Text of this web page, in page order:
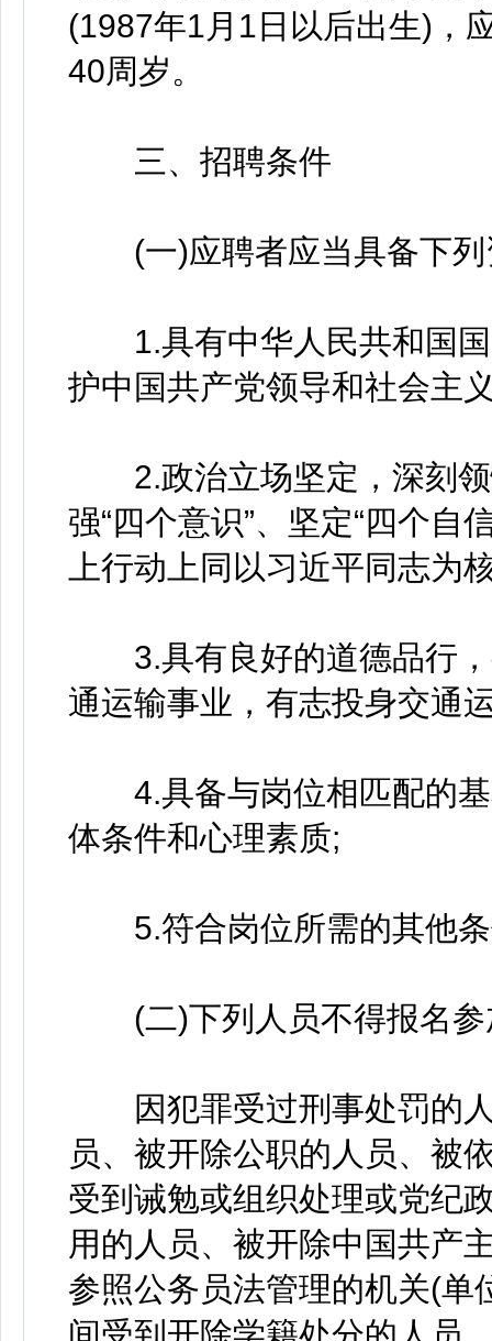
(1987年1月1日以后出生)，
40周岁。
三、招聘条件
(一)应聘者应当具备下列
1.具有中华人民共和国国
护中国共产党领导和社会主
2.政治立场坚定，深刻领
强“四个意识”、坚定“四个自
上行动上同以习近平同志为
3.具有良好的道德品行，
通运输事业，有志投身交通
4.具备与岗位相匹配的基
体条件和心理素质;
5.符合岗位所需的其他条
(二)下列人员不得报名参
因犯罪受过刑事处罚的人
员、被开除公职的人员、被
受到诫勉或组织处理或党纪
用的人员、被开除中国共产
参照公务员法管理的机关(单